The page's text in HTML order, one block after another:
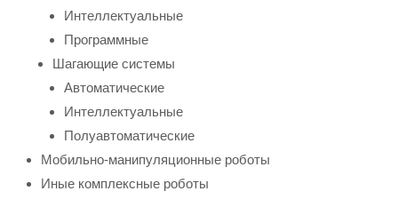
Интеллектуальные
Программные
Шагающие системы
Автоматические
Интеллектуальные
Полуавтоматические
Мобильно-манипуляционные роботы
Иные комплексные роботы